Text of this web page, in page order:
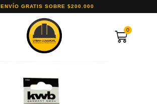
ENVÍO GRATIS SOBRE $200.000
0